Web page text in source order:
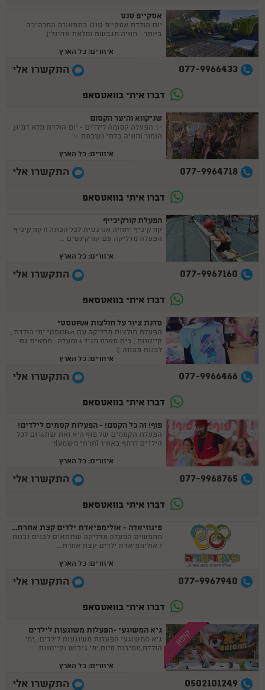
אסקייפ טנט
יום הולדת אסקייפ טנט בתפאורה המרהיבה
ביותר - חוויה מגבשת ומלאת אדרנלין
איזורים: כל הארץ
077-9966433 התקשרו אלי
דברו איתי בוואטסאפ
שניקווא והיער הקסום
✨ הפעלה קסומה לילדים - יום הולדת מלא דמיון,
הומור וחוויה בלתי נשכחת ✨
איזורים: כל הארץ
077-9964718 התקשרו אלי
דברו איתי בוואטסאפ
הפעלת קורקיכייף
קורקיכיף –חוויה אנרגטית לכל הכתה !! קורקיכיף
הפעלה מדליקה עם קורקינטים ...
איזורים: כל הארץ
077-9967160 התקשרו אלי
דברו איתי בוואטסאפ
סדנת ציור על חולצות FUNטסטי
הפעלת חולצות מדליקה עם Funטסטי ימי הולדת ,
קייטנות , בית מארח מגיל 6 ומעלה.. מתאים גם
לבנות מצווה :)
איזורים: כל הארץ
077-9966466 התקשרו אלי
דברו איתי בוואטסאפ
פוף! זה כל הקסם! - הפעלות קסמים לילדים!
הפעלת הקסמים של פוף היא זאת שתגרום לכל
הילדים לרחף באוויר (תרתי משמע)!
איזורים: כל הארץ
077-9968765 התקשרו אלי
דברו איתי בוואטסאפ
פיגוזיאדה - אולימפיאדת ילדים קצת אחרת...
מחפשים הפעלה מדליקה שתתאים לבנים ובנות
? אולימפיאדת ילדים קצת אחרת...
איזורים: כל הארץ
077-9967940 התקשרו אלי
דברו איתי בוואטסאפ
קופון גיא המשוגעי -הפעלות משוגעות לילדים
גיא המשוגעי הפעלות משוגעות לילדים: ,ימי
הולדת,מסיבות סיום,ימי גיבוש וקייטנות.
איזורים: כל הארץ
0502101249 התקשרו אלי